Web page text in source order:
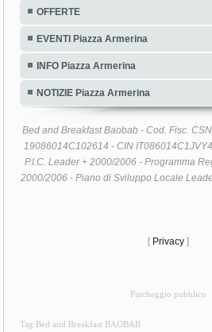
OFFERTE
EVENTI Piazza Armerina
INFO Piazza Armerina
NOTIZIE Piazza Armerina
Bed and Breakfast Baobab - Cod. Fisc.
19086014C102614 - CIN
P.I.C. Leader + 2000/2006 - Programma
2000/2006 - Piano di Sviluppo Locale
[ Privacy ]
Parcheggio pubblico
Tag Bed and Breakfast BAOBAB